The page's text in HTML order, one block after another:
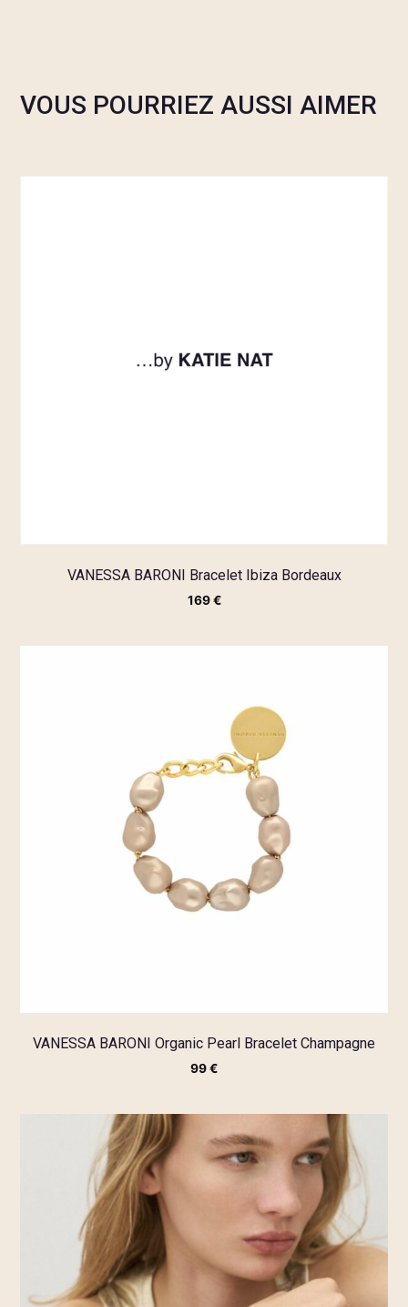
VOUS POURRIEZ AUSSI AIMER
VANESSA BARONI Bracelet Ibiza Bordeaux
169€
VANESSA BARONI Organic Pearl Bracelet Champagne
99€